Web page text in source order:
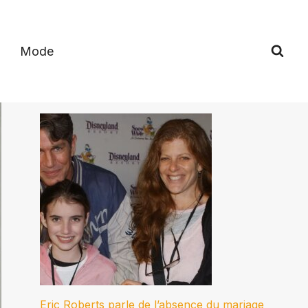
Mode
Eric Roberts parle de l’absence du mariage